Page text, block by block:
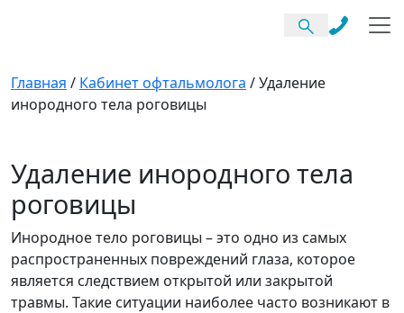
Главная / Кабинет офтальмолога /Удаление
инородного тела роговицы
Удаление инородного тела
роговицы
Инородное тело роговицы – это одно из самых
распространенных повреждений глаза, которое
является следствием открытой или закрытой
травмы. Такие ситуации наиболее часто возникают в